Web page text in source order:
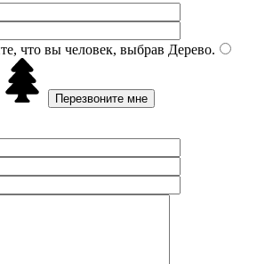
что вы человек, выбрав Дерево.